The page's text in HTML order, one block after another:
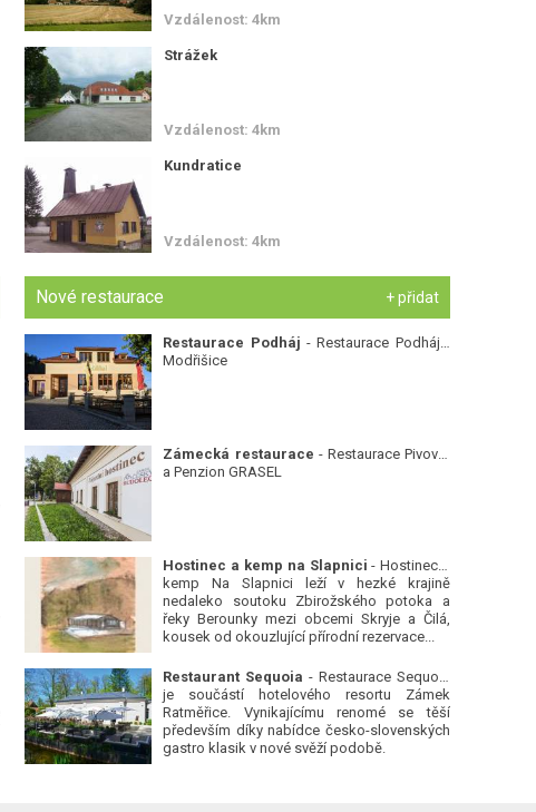
Vzdálenost: 4km
Strážek
Vzdálenost: 4km
Kundratice
Vzdálenost: 4km
Nové restaurace + přidat
Restaurace Podháj - Restaurace Podháj -
Modřišice
Zámecká restaurace - Restaurace Pivovar
a Penzion GRASEL
Hostinec a kemp na Slapnici - Hostinec a
kemp Na Slapnici leží v hezké krajině
nedaleko soutoku Zbirožského potoka a
řeky Berounky mezi obcemi Skryje a Čilá,
kousek od okouzlující přírodní rezervace...
Restaurant Sequoia - Restaurace Sequoia
je součástí hotelového resortu Zámek
Ratměřice. Vynikajícímu renomé se těší
především díky nabídce česko-slovenských
gastro klasik v nové svěží podobě.